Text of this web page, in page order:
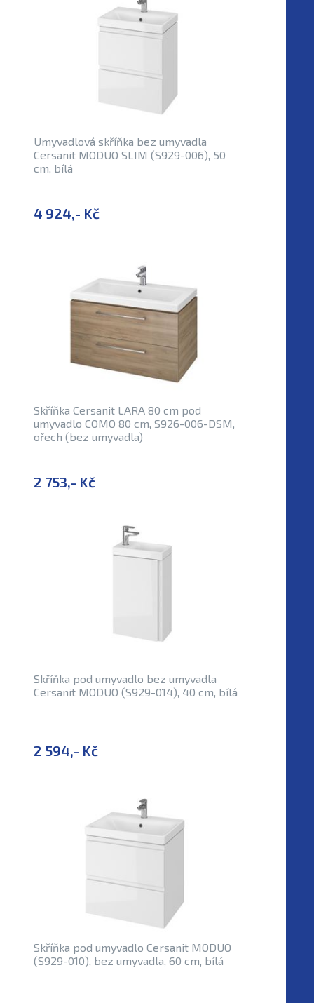
Umyvadlová skříňka bez umyvadla
Cersanit MODUO SLIM (S929-006), 50
cm, bílá
4 924,- Kč
Skříňka Cersanit LARA 80 cm pod
umyvadlo COMO 80 cm, S926-006-DSM,
ořech (bez umyvadla)
2 753,- Kč
Skříňka pod umyvadlo bez umyvadla
Cersanit MODUO (S929-014), 40 cm, bílá
2 594,- Kč
Skříňka pod umyvadlo Cersanit MODUO
(S929-010), bez umyvadla, 60 cm, bílá